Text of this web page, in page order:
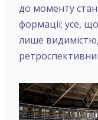
до моменту
формації; усе,
лише